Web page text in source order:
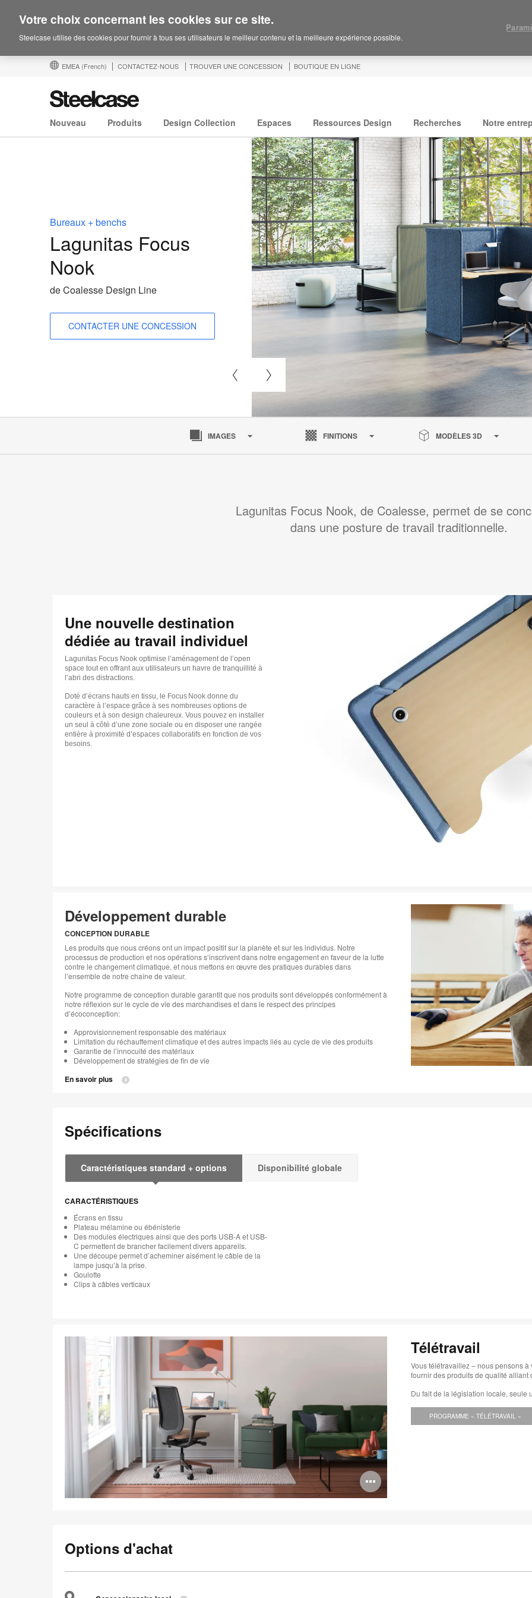
EMEA (French) CONTACTEZ-NOUS TROUVER UNE CONCESSION BOUTIQUE EN LIGNE
Nouveau Produits Design Collection Espaces Ressources Design Recherches Notre
Bureaux + benchs
Lagunitas Focus
Nook
de Coalesse Design Line
CONTACTER UNE CONCESSION
IMAGES FINITIONS MODÈLES 3D
Lagunitas Focus Nook, de Coalesse, permet de se
dans une posture de travail traditionnelle.
Une nouvelle destination
dédiée au travail individuel
Lagunitas Focus Nook optimise l’aménagement de l’open
space tout en offrant aux utilisateurs un havre de tranquillité à
l’abri des distractions.
Doté d’écrans hauts en tissu, le Focus Nook donne du
caractère à l’espace grâce à ses nombreuses options de
couleurs et à son design chaleureux. Vous pouvez en installer
un seul à côté d’une zone sociale ou en disposer une rangée
entière à proximité d’espaces collaboratifs en fonction de vos
besoins.
Développement durable
CONCEPTION DURABLE
Les produits que nous créons ont un impact positif sur la planète et sur les individus. Notre
processus de production et nos opérations s’inscrivent dans notre engagement en faveur de la lutte
contre le changement climatique, et nous mettons en œuvre des pratiques durables dans
l’ensemble de notre chaîne de valeur.
Notre programme de conception durable garantit que nos produits sont développés conformément à
notre réflexion sur le cycle de vie des marchandises et dans le respect des principes
d’écoconception:
Approvisionnement responsable des matériaux
Limitation du réchauffement climatique et des autres impacts liés au cycle de vie des produits
Garantie de l’innocuité des matériaux
Développement de stratégies de fin de vie
En savoir plus
Spécifications
Caractéristiques standard + options Disponibilité globale
CARACTÉRISTIQUES
Écrans en tissu
Plateau mélamine ou ébénisterie
Des modules électriques ainsi que des ports USB-A et USB-
C permettent de brancher facilement divers appareils.
Une découpe permet d’acheminer aisément le câble de la
lampe jusqu’à la prise.
Goulotte
Clips à câbles verticaux
Ouvrir
l'info-
Télétravail
Vous télétravaillez – nous pensons
fournir des produits de qualité alliant
Du fait de la législation locale, seule
PROGRAMME « TÉLÉTRAVAIL »
Options d'achat
Votre choix concernant les cookies sur ce site.
Steelcase utilise des cookies pour fournir à tous ses utilisateurs le meilleur contenu et la meilleure expérience possible.